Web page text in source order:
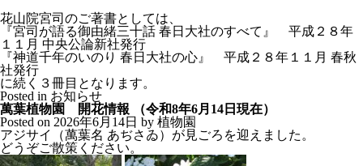
花山院宮司のご著書としては、
『宮司が語る御由緒三十話 春日大社のすべて』 平成２８年
１１月 中央公論新社発行
『神道千年のいのり 春日大社の心』 平成２８年１１月 春秋
社発行
に続く３冊目となります。
Posted in お知らせ
萬葉植物園 開花情報 （令和8年6月14日現在）
Posted on 2026年6月14日 by 植物園
アジサイ（萬葉名 あぢさゐ）が見ごろを迎えました。
どうぞご散策ください。